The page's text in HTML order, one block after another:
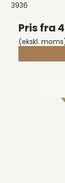
3936
Pris fra
(ekskl.